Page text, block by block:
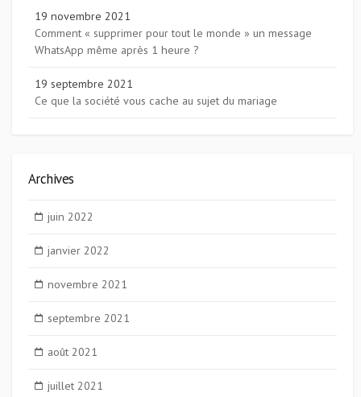
19 novembre 2021
Comment « supprimer pour tout le monde » un message
WhatsApp même après 1 heure ?
19 septembre 2021
Ce que la société vous cache au sujet du mariage
Archives
juin 2022
janvier 2022
novembre 2021
septembre 2021
août 2021
juillet 2021